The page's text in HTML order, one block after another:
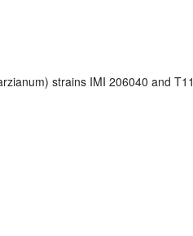
strains IMI 206040 and T11